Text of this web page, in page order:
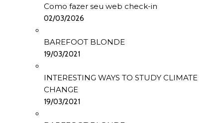
Como fazer seu web check-in
02/03/2026
BAREFOOT BLONDE
19/03/2021
INTERESTING WAYS TO STUDY CLIMATE
CHANGE
19/03/2021